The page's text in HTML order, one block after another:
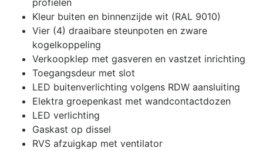
profielen
Kleur buiten en binnenzijde wit (RAL 9010)
Vier (4) draaibare steunpoten en zware
kogelkoppeling
Verkoopklep met gasveren en vastzet inrichting
Toegangsdeur met slot
LED buitenverlichting volgens RDW aansluiting
Elektra groepenkast met wandcontactdozen
LED verlichting
Gaskast op dissel
RVS afzuigkap met ventilator